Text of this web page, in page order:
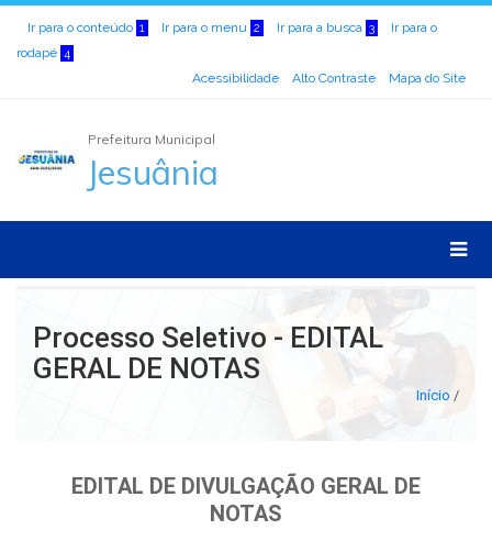
Ir para o conteúdo 1 Ir para o menu 2 Ir para a busca 3
Ir para o
rodapé 4
Acessibilidade Alto Contraste Mapa do Site
Prefeitura Municipal
Jesuânia
Processo Seletivo - EDITAL
GERAL DE NOTAS
Início /
EDITAL DE DIVULGAÇÃO GERAL DE
NOTAS